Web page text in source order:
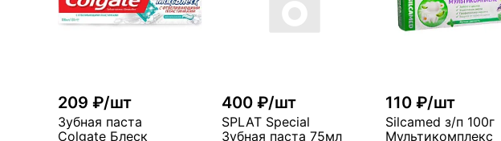
209 ₽/шт
Зубная паста
Colgate Блеск
400 ₽/шт
SPLAT Special
Зубная паста 75мл
110 ₽/шт
Silcamed з/п 100г
Мультикомплекс